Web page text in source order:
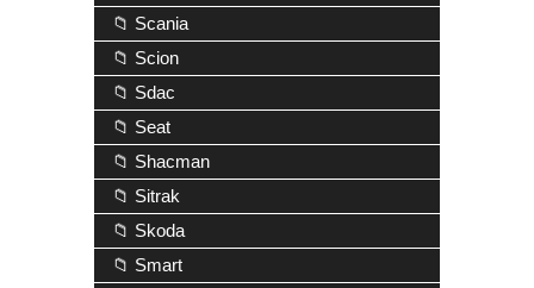
📁 Scania
📁 Scion
📁 Sdac
📁 Seat
📁 Shacman
📁 Sitrak
📁 Skoda
📁 Smart